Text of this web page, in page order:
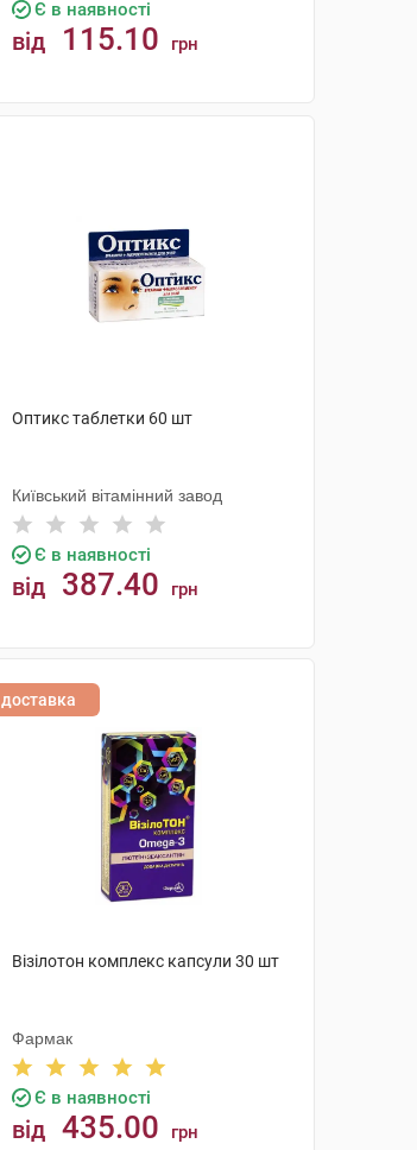
Є в наявності
від 115.10 грн
Оптикс таблетки 60 шт
Київський вітамінний завод
Є в наявності
від 387.40 грн
доставка
Візілотон комплекс капсули 30 шт
Фармак
Є в наявності
від 435.00 грн